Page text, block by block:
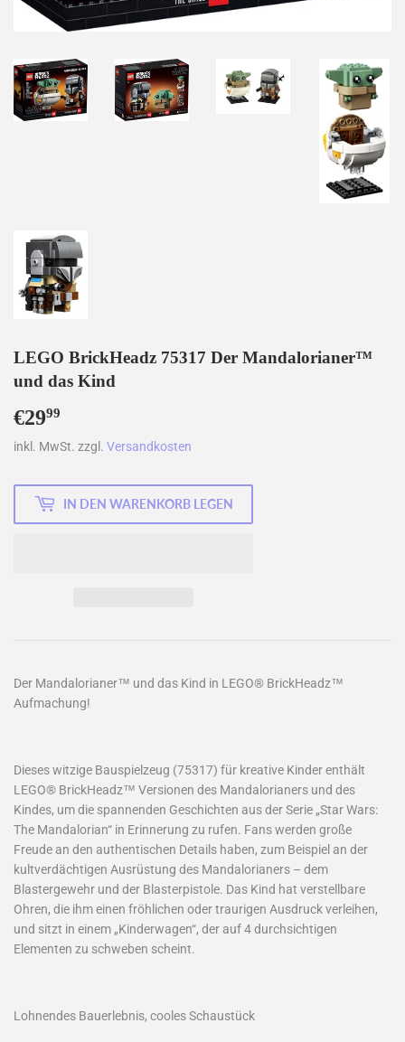
LEGO BrickHeadz 75317 Der Mandalorianer™
und das Kind
€2999
inkl. MwSt. zzgl. Versandkosten
IN DEN WARENKORB LEGEN
Der Mandalorianer™ und das Kind in LEGO® BrickHeadz™
Aufmachung!
Dieses witzige Bauspielzeug (75317) für kreative Kinder enthält
LEGO® BrickHeadz™ Versionen des Mandalorianers und des
Kindes, um die spannenden Geschichten aus der Serie „Star Wars:
The Mandalorian“ in Erinnerung zu rufen. Fans werden große
Freude an den authentischen Details haben, zum Beispiel an der
kultverdächtigen Ausrüstung des Mandalorianers – dem
Blastergewehr und der Blasterpistole. Das Kind hat verstellbare
Ohren, die ihm einen fröhlichen oder traurigen Ausdruck verleihen,
und sitzt in einem „Kinderwagen“, der auf 4 durchsichtigen
Elementen zu schweben scheint.
Lohnendes Bauerlebnis, cooles Schaustück